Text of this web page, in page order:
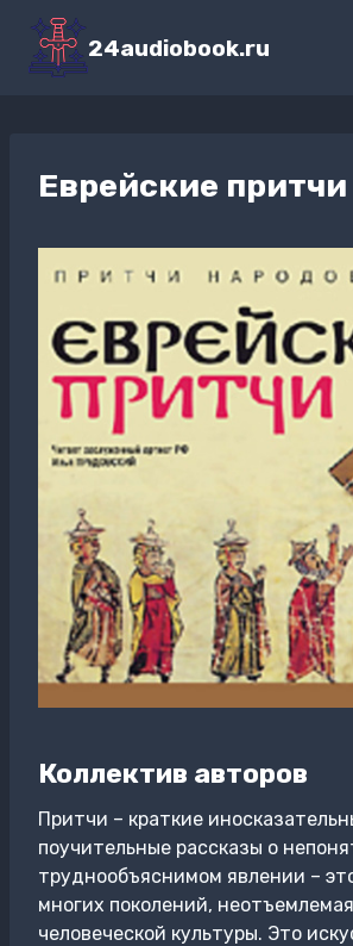
Перейти
содержимому
24audiobook.ru
Еврейские притчи
Коллектив авторов
Притчи – краткие
поучительные рассказы о
труднообъяснимом явлении –
многих поколений,
человеческой культуры. Это